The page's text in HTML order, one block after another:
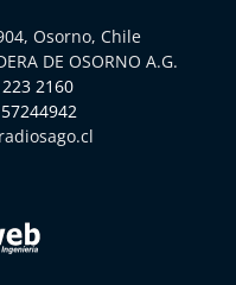
Osorno, Chile
DE OSORNO A.G.
2160